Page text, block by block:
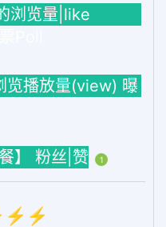
浏览量|like
览播放量(view) 曝
】 粉丝|赞 1